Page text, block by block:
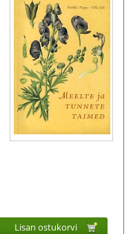
Lisan ostukorvi